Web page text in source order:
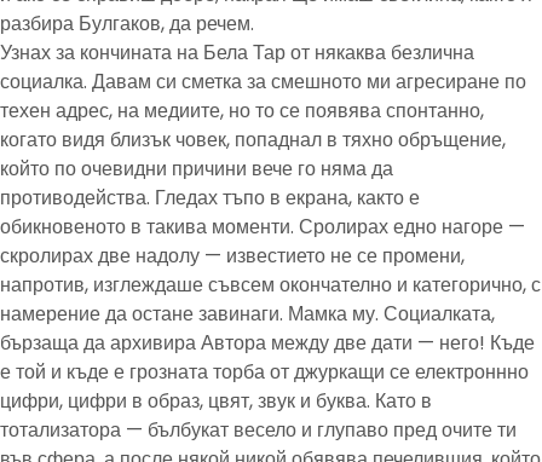
разбира Булгаков, да речем.
Узнах за кончината на Бела Тар от някаква безлична
социалка. Давам си сметка за смешното ми агресиране по
техен адрес, на медиите, но то се появява спонтанно,
когато видя близък човек, попаднал в тяхно обръщение,
който по очевидни причини вече го няма да
противодейства. Гледах тъпо в екрана, както е
обикновеното в такива моменти. Сролирах едно нагоре —
скролирах две надолу — известието не се промени,
напротив, изглеждаше съвсем окончателно и категорично, с
намерение да остане завинаги. Мамка му. Социалката,
бързаща да архивира Автора между две дати — него! Къде
е той и къде е грозната торба от джуркащи се електроннно
цифри, цифри в образ, цвят, звук и буква. Като в
тотализатора — бълбукат весело и глупаво пред очите ти